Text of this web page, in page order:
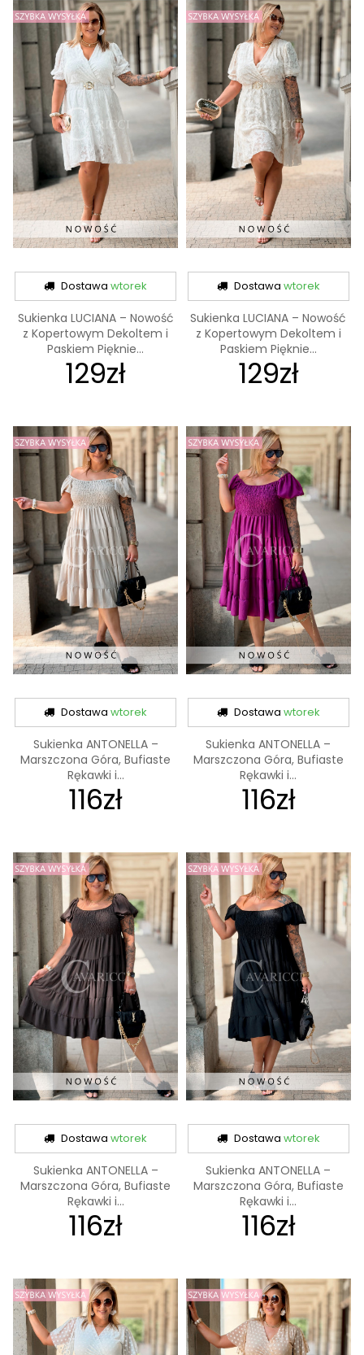
Dostawawtorek
Sukienka LUCIANA – Nowość
z Kopertowym Dekoltem i
Paskiem Pięknie...
129zł
Dostawa wtorek
Sukienka LUCIANA – Nowość
z Kopertowym Dekoltem i
Paskiem Pięknie...
129zł
Dostawawtorek
Sukienka ANTONELLA –
Marszczona Góra, Bufiaste
Rękawki i...
116zł
Dostawa wtorek
Sukienka ANTONELLA –
Marszczona Góra, Bufiaste
Rękawki i...
116zł
Dostawawtorek
Sukienka ANTONELLA –
Marszczona Góra, Bufiaste
Rękawki i...
116zł
Dostawa wtorek
Sukienka ANTONELLA –
Marszczona Góra, Bufiaste
Rękawki i...
116zł